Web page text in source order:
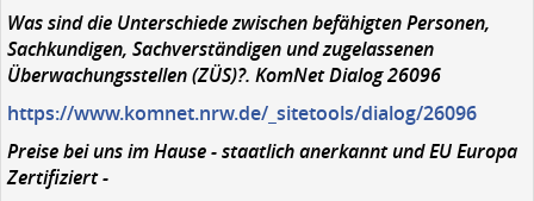
Was sind die Unterschiede zwischen befähigten Personen,
Sachkundigen, Sachverständigen und zugelassenen
Überwachungsstellen (ZÜS)?. KomNet Dialog 26096
https://www.komnet.nrw.de/_sitetools/dialog/26096
Preise bei uns im Hause - staatlich anerkannt und EU Europa
Zertifiziert -